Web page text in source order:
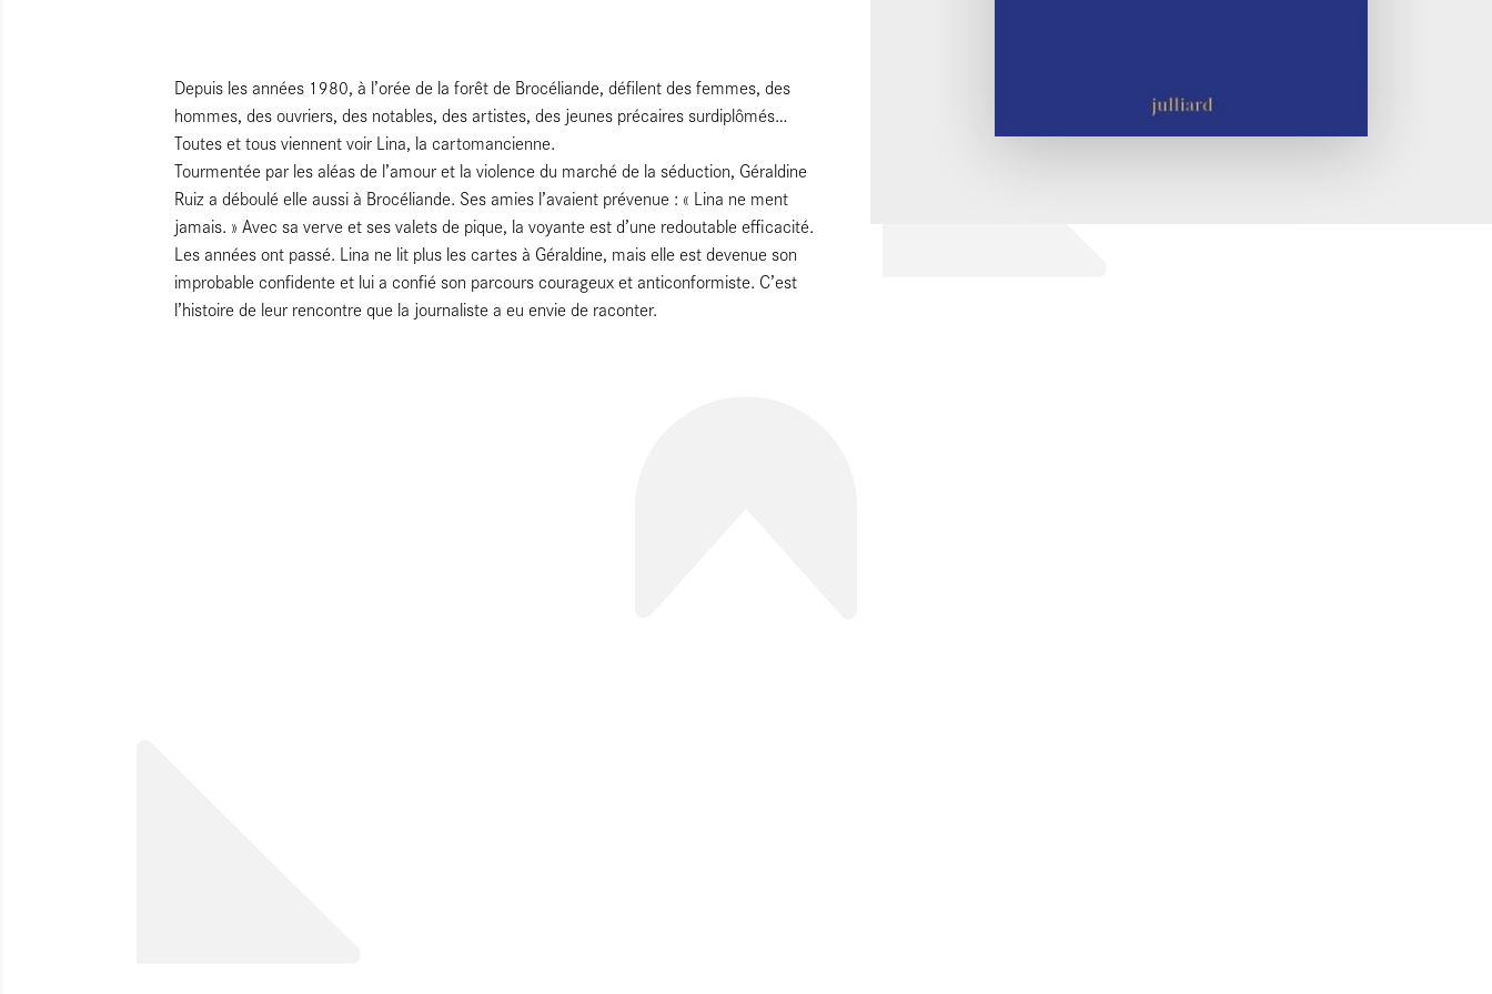
Depuis les années 1980, à l’orée de la forêt de Brocéliande, défilent des femmes, des
hommes, des ouvriers, des notables, des artistes, des jeunes précaires surdiplômés…
Toutes et tous viennent voir Lina, la cartomancienne.
Tourmentée par les aléas de l’amour et la violence du marché de la séduction, Géraldine
Ruiz a déboulé elle aussi à Brocéliande. Ses amies l’avaient prévenue : « Lina ne ment
jamais. » Avec sa verve et ses valets de pique, la voyante est d’une redoutable efficacité.
Les années ont passé. Lina ne lit plus les cartes à Géraldine, mais elle est devenue son
improbable confidente et lui a confié son parcours courageux et anticonformiste. C’est
l’histoire de leur rencontre que la journaliste a eu envie de raconter.